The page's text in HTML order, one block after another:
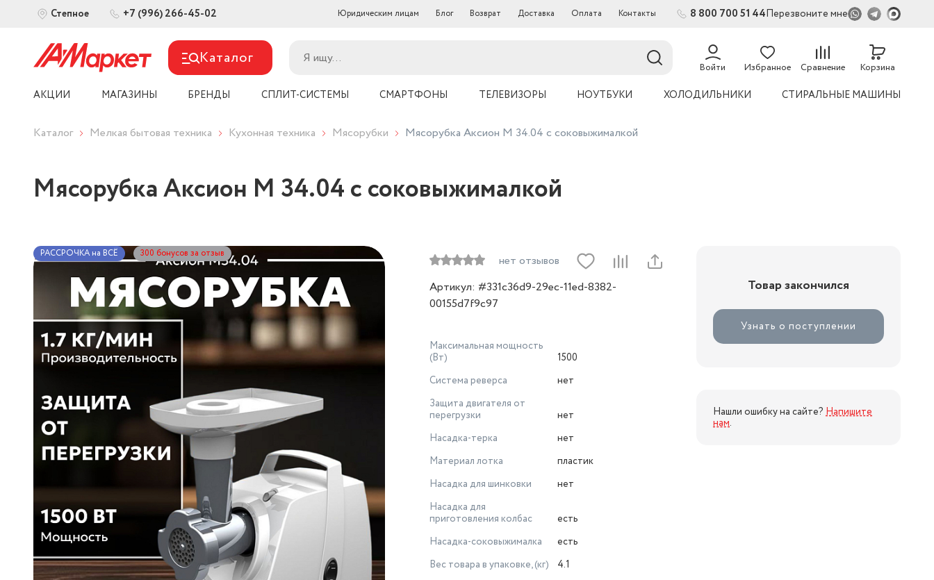
Степное +7 (996) 266-45-02 Юридическим лицам Блог Возврат Доставка Оплата Контакты 8 800 700 51 44Перезвоните мне
Каталог Войти Избранное Сравнение
54
Корзина
АКЦИИ МАГАЗИНЫ БРЕНДЫ СПЛИТ-СИСТЕМЫ СМАРТФОНЫ ТЕЛЕВИЗОРЫ НОУТБУКИ ХОЛОДИЛЬНИКИ СТИРАЛЬНЫЕ МАШИНЫ
Каталог Мелкая бытовая техника Кухонная техника Мясорубки Мясорубка Аксион М 34.04 с соковыжималкой
Мясорубка Аксион М 34.04 с соковыжималкой
РАССРОЧКА на ВСЁ 300 бонусов за отзыв
нет отзывов
Артикул: #331c36d9-29ec-11ed-8382-
00155d7f9c97
Максимальная мощность
(Вт)
1500
Система реверса
нет
Защита двигателя от
перегрузки
нет
Насадка-терка
нет
Материал лотка
пластик
Насадка для шинковки
нет
Насадка для
приготовления колбас
есть
Насадка-соковыжималка
есть
Вес товара в упаковке, (кг)
4.1
Товар закончился
Узнать о поступлении
Нашли ошибку на сайте? Напишите
нам.